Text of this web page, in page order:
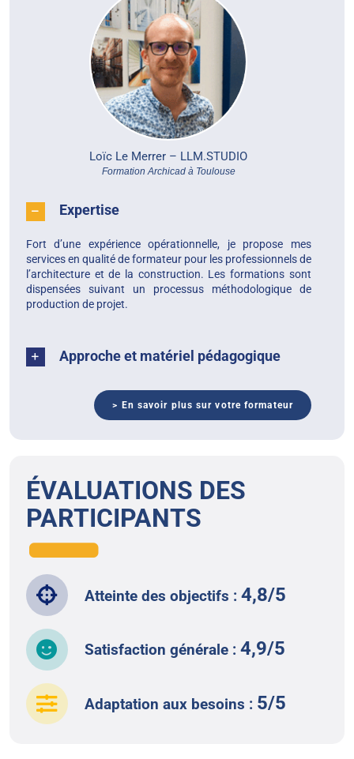
Loïc Le Merrer – LLM.STUDIO
Formation Archicad à Toulouse
Expertise
Fort d’une expérience opérationnelle, je propose mes
services en qualité de formateur pour les professionnels de
l’architecture et de la construction. Les formations sont
dispensées suivant un processus méthodologique de
production de projet.
Approche et matériel pédagogique
> En savoir plus sur votre formateur
ÉVALUATIONS DES
PARTICIPANTS
Atteinte des objectifs : 4,8/5
Satisfaction générale : 4,9/5
Adaptation aux besoins : 5/5